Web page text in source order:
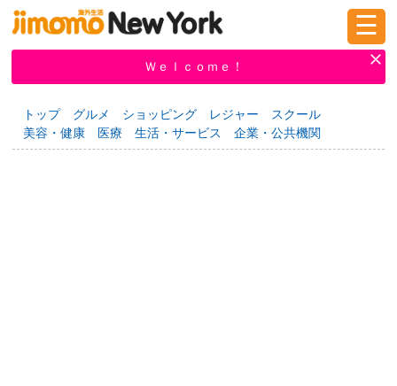
新規登録
掲示板 タウン情報 教えて！
☰
Ｗｅｌｃｏｍｅ！
トップ グルメ ショッピング レジャー
スクール
美容・健康
医療 生活・サービス 企業・公共機関